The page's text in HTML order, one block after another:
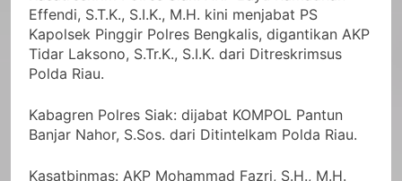
Effendi, S.T.K., S.I.K., M.H. kini menjabat PS
Kapolsek Pinggir Polres Bengkalis, digantikan AKP
Tidar Laksono, S.Tr.K., S.I.K. dari Ditreskrimsus
Polda Riau.
Kabagren Polres Siak: dijabat KOMPOL Pantun
Banjar Nahor, S.Sos. dari Ditintelkam Polda Riau.
Kasatbinmas: AKP Mohammad Fazri, S.H., M.H.